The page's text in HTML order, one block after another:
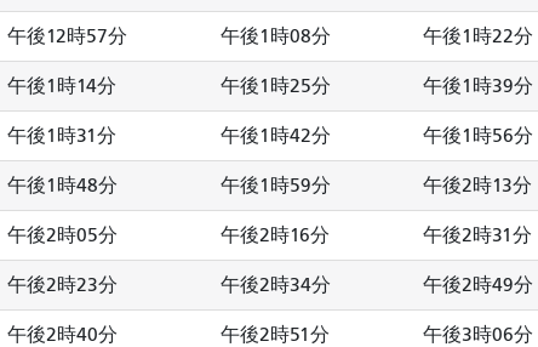
午後12時57分 午後1時08分 午後1時22分
午後1時14分 午後1時25分 午後1時39分
午後1時31分 午後1時42分 午後1時56分
午後1時48分 午後1時59分 午後2時13分
午後2時05分 午後2時16分 午後2時31分
午後2時23分 午後2時34分 午後2時49分
午後2時40分 午後2時51分 午後3時06分